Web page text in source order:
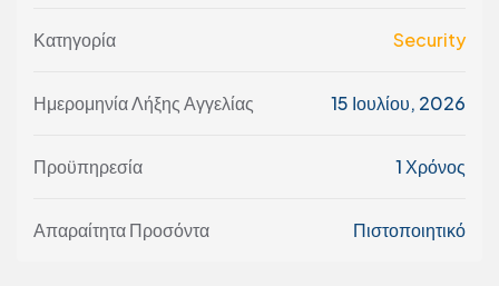
Κατηγορία Security
Ημερομηνία Λήξης Αγγελίας 15 Ιουλίου, 2026
Προϋπηρεσία 1 Χρόνος
Απαραίτητα Προσόντα Πιστοποιητικό